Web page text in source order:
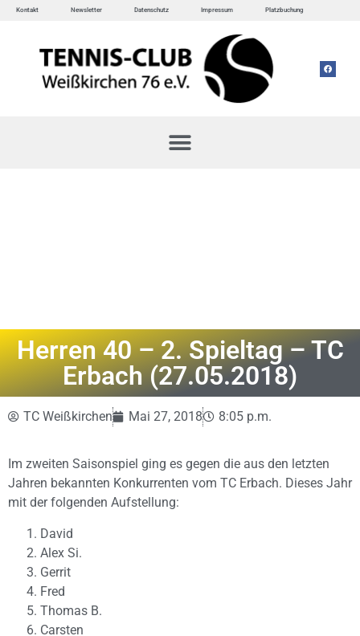
Kontakt Newsletter Datenschutz Impressum Platzbuchung
Herren 40 – 2. Spieltag – TC
Erbach (27.05.2018)
TC Weißkirchen Mai 27, 2018 8:05 p.m.
Im zweiten Saisonspiel ging es gegen die aus den letzten
Jahren bekannten Konkurrenten vom TC Erbach. Dieses Jahr
mit der folgenden Aufstellung:
David
Alex Si.
Gerrit
Fred
Thomas B.
Carsten